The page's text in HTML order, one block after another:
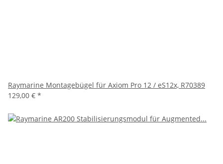
Raymarine Montagebügel für Axiom Pro 12 / eS12x, R70389
129,00 € *